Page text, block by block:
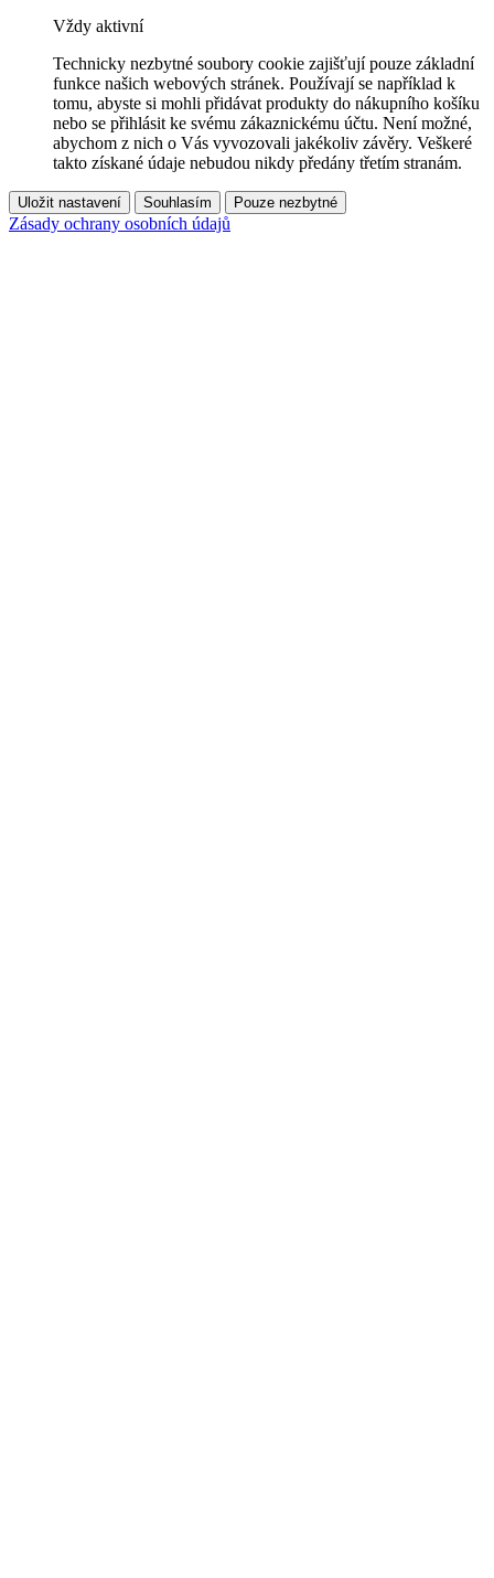
Vždy aktivní
Technicky nezbytné soubory cookie zajišťují pouze základní
funkce našich webových stránek. Používají se například k
tomu, abyste si mohli přidávat produkty do nákupního košíku
nebo se přihlásit ke svému zákaznickému účtu. Není možné,
abychom z nich o Vás vyvozovali jakékoliv závěry. Veškeré
takto získané údaje nebudou nikdy předány třetím stranám.
Uložit nastavení Souhlasím Pouze nezbytné
Zásady ochrany osobních údajů